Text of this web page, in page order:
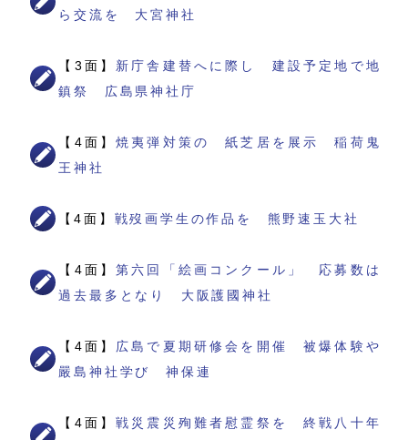
ら交流を 大宮神社
【3面】 新庁舎建替へに際し 建設予定地で地
鎮祭 広島県神社庁
【4面】焼夷弾対策の 紙芝居を展示 稲荷鬼
王神社
【4面】 戦歿画学生の作品を 熊野速玉大社
【4面】第六回「絵画コンクール」 応募数は
過去最多となり 大阪護國神社
【4面】 広島で夏期研修会を開催 被爆体験や
嚴島神社学び 神保連
【4面】戦災震災殉難者慰霊祭を 終戦八十年